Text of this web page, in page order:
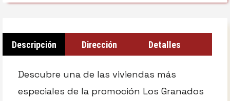
Descripción Dirección Detalles
Descubre una de las viviendas más
especiales de la promoción Los Granados